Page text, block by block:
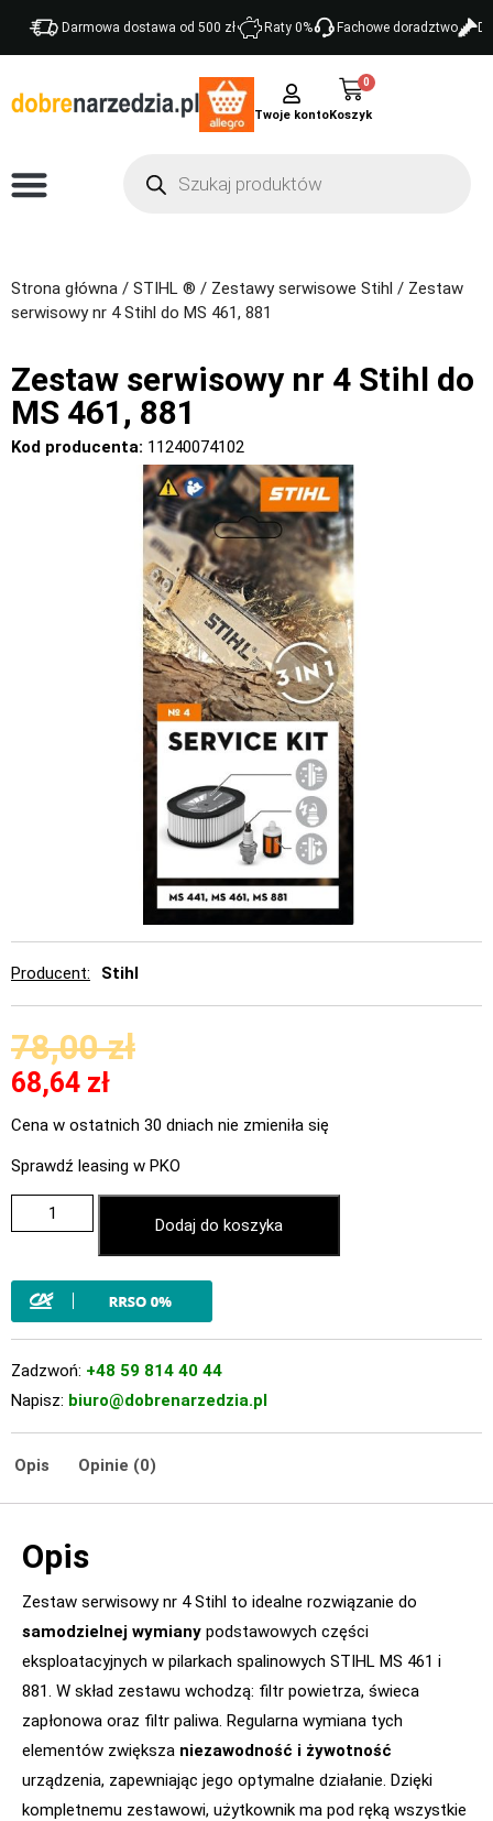
Darmowa dostawa od 500 zł Raty 0% Fachowe doradztwo
Twoje konto
0
Strona główna / STIHL ® / Zestawy serwisowe Stihl / Zestaw
serwisowy nr 4 Stihl do MS 461, 881
Zestaw serwisowy nr 4 Stihl do
MS 461, 881
Kod producenta: 11240074102
Producent Stihl
78,00zł
68,64 zł
Cena w ostatnich 30 dniach nie zmieniła się
Sprawdź leasing w PKO
Dodaj do koszyka
Zadzwoń: +48 59 814 40 44
Napisz: biuro@dobrenarzedzia.pl
Opis Opinie (0)
Opis
Zestaw serwisowy nr 4 Stihl to idealne rozwiązanie do
samodzielnej wymiany podstawowych części
eksploatacyjnych w pilarkach spalinowych STIHL MS 461 i
881. W skład zestawu wchodzą: filtr powietrza, świeca
zapłonowa oraz filtr paliwa. Regularna wymiana tych
elementów zwiększa niezawodność i żywotność
urządzenia, zapewniając jego optymalne działanie. Dzięki
kompletnemu zestawowi, użytkownik ma pod ręką wszystkie